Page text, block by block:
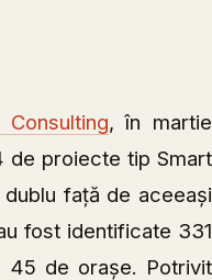
, în martie
de proiecte tip Smart
față de aceeași
fost identificate 331
45 de orașe. Potrivit